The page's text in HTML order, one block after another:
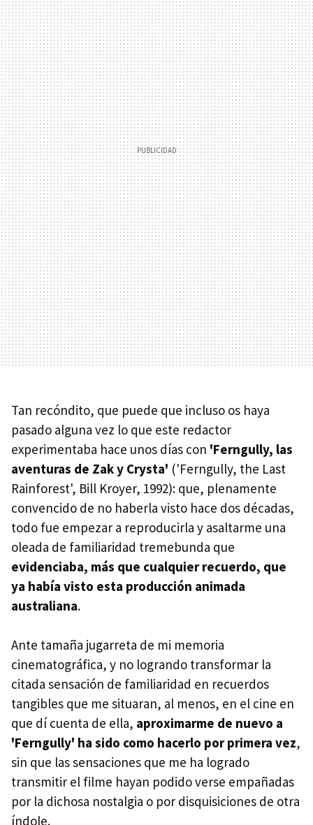
Tan recóndito, que puede que incluso os haya
pasado alguna vez lo que este redactor
experimentaba hace unos días con 'Ferngully, las
aventuras de Zak y Crysta' ('Ferngully, the Last
Rainforest', Bill Kroyer, 1992): que, plenamente
convencido de no haberla visto hace dos décadas,
todo fue empezar a reproducirla y asaltarme una
oleada de familiaridad tremebunda que
evidenciaba, más que cualquier recuerdo, que
ya había visto esta producción animada
australiana.
Ante tamaña jugarreta de mi memoria
cinematográfica, y no logrando transformar la
citada sensación de familiaridad en recuerdos
tangibles que me situaran, al menos, en el cine en
que dí cuenta de ella, aproximarme de nuevo a
'Ferngully' ha sido como hacerlo por primera vez,
sin que las sensaciones que me ha logrado
transmitir el filme hayan podido verse empañadas
por la dichosa nostalgia o por disquisiciones de otra
índole.